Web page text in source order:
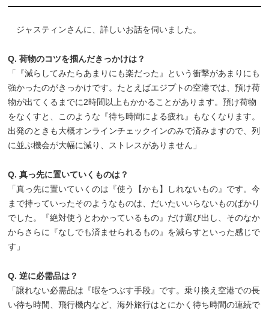
ジャスティンさんに、詳しいお話を伺いました。
Q. 荷物のコツを掴んだきっかけは？
「『減らしてみたらあまりにも楽だった』という衝撃があまりにも
強かったのがきっかけです。たとえばエジプトの空港では、預け荷
物が出てくるまでに2時間以上もかかることがあります。預け荷物
をなくすと、このような『待ち時間による疲れ』もなくなります。
出発のときも大概オンラインチェックインのみで済みますので、列
に並ぶ機会が大幅に減り、ストレスがありません」
Q. 真っ先に置いていくものは？
「真っ先に置いていくのは『使う【かも】しれないもの』です。今
まで持っていったそのようなものは、だいたいいらないものばかり
でした。『絶対使うとわかっているもの』だけ選び出し、そのなか
からさらに『なしでも済ませられるもの』を減らすといった感じで
す」
Q. 逆に必需品は？
「譲れない必需品は『暇をつぶす手段』です。乗り換え空港での長
い待ち時間、飛行機内など、海外旅行はとにかく待ち時間の連続で